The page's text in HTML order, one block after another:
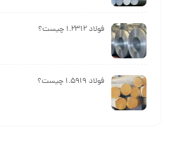
فولاد 1.2312 چیست؟
فولاد 1.5919 چیست؟